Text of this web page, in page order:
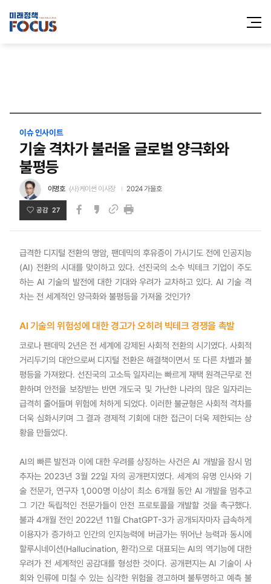
전체메
열기
이슈 인사이트
기술 격차가 불러올 글로벌 양극화와
불평등
이명호 (사)케이썬 이사장 2024 가을호
공감 27
급격한 디지털 전환의 명암, 팬데믹의 후유증이 가시기도 전에 인공지능
(AI) 전환의 시대를 맞이하고 있다. 선진국의 소수 빅테크 기업이 주도
하는 AI 기술의 발전에 대한 기대와 우려가 교차하고 있다. AI 기술 격
차는 전 세계적인 양극화와 불평등을 가져올 것인가?
AI 기술의 위험성에 대한 경고가 오히려 빅테크 경쟁을 촉발
코로나 팬데믹 2년은 전 세계에 강제된 사회적 전환의 시기였다. 사회적
거리두기의 대안으로써 디지털 전환은 해결책이면서 또 다른 차별과 불
평등을 가져왔다. 선진국의 고소득 일자리는 빠르게 재택 원격근무로 전
환하며 안전을 보장받는 반면 개도국 및 가난한 나라의 많은 일자리는
급격히 줄어들며 위험에 처하게 되었다. 이러한 불균형은 사회적 격차를
더욱 심화시키며 그 결과 경제적 기회에 대한 접근이 더욱 제한되는 상
황을 만들었다.
AI의 빠른 발전과 이에 대한 우려를 상징하는 사건은 AI 개발을 잠시 멈
추자는 2023년 3월 22일 자의 공개편지였다. 세계의 유명 인사와 기
술 전문가, 연구자 1,000명 이상이 최소 6개월 동안 AI 개발을 멈추고
그 기간 독립적인 전문가들이 안전 프로토콜을 개발할 것을 촉구했다.
불과 4개월 전인 2022년 11월 ChatGPT-3가 공개되자마자 급속하게
이용자가 증가하고 인간의 인지능력에 버금가는 뛰어난 능력과 동시에
할루시네이션(Hallucination, 환각)으로 대표되는 AI의 역기능에 대한
우려가 전 세계적인 공감대를 형성한 것이다. 공개편지는 AI 기술이 사
회와 인류에 미칠 수 있는 심각한 위험을 경고하며 불투명하고 예측 불